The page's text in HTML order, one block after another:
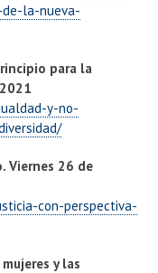
la-nueva-
para la
y-no-
Viernes 26 de
con-perspectiva-
y las